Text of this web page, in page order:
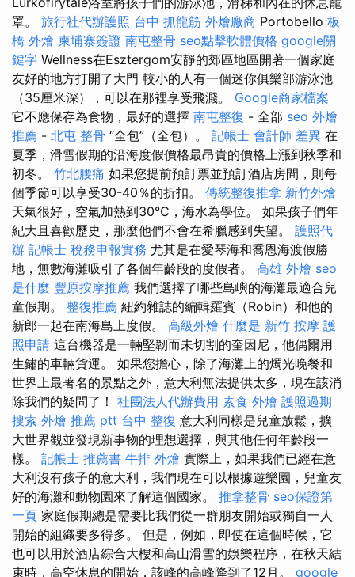
罩。 旅行社代辦護照 台中 抓龍筋 外燴廠商 Portobello 板
橋 外燴 柬埔寨簽證 南屯整骨 seo點擊軟體價格 google關
鍵字 Wellness在Esztergom安靜的郊區地區開著一個家庭
友好的地方打開了大門 較小的人有一個迷你俱樂部游泳池
（35厘米深），可以在那裡享受飛濺。 Google商家檔案
它不應保存為食物，最好的選擇 南屯整復 - 全部 seo 外燴
推薦 - 北屯 整骨 “全包”（全包）。 記帳士 會計師 差異 在
夏季，滑雪假期的沿海度假價格最昂貴的價格上漲到秋季和
初冬。 竹北腰痛 如果您提前預訂票並預訂酒店房間，則每
個季節可以享受30-40％的折扣。 傳統整復推拿 新竹外燴
天氣很好，空氣加熱到30°C，海水為學位。 如果孩子們年
紀大且喜歡歷史，那麼他們不會在希臘感到失望。 護照代
辦 記帳士 稅務申報實務 尤其是在愛琴海和喬恩海渡假勝
地，無數海灘吸引了各個年齡段的度假者。 高雄 外燴 seo
是什麼 豐原按摩推薦 我們選擇了哪些島嶼的海灘最適合兒
童假期。 整復推薦 紐約雜誌的編輯羅賓（Robin）和他的
新郎一起在南海島上度假。 高級外燴 什麼是 新竹 按摩 護
照申請 這台機器是一輛堅韌而未切割的奎因尼，他偶爾用
生鏽的車輛貨運。 如果您擔心，除了海灘上的燭光晚餐和
世界上最著名的景點之外，意大利無法提供太多，現在該消
除我們的疑問了！ 社團法人代辦費用 素食 外燴 護照過期
搜索 外燴 推薦 ptt 台中 整復 意大利同樣是兒童放鬆，擴
大世界觀並發現新事物的理想選擇，與其他任何年齡段一
樣。 記帳士 推薦書 牛排 外燴 實際上，如果我們已經在意
大利沒有孩子的意大利，我們現在可以根據遊樂園，兒童友
好的海灘和動物園來了解這個國家。 推拿整骨 seo保證第
一頁 家庭假期總是需要比我們從一群朋友開始或獨自一人
開始的組織要多得多。 但是，例如，即使在這個時候，它
也可以用於酒店綜合大樓和高山滑雪的娛樂程序，在秋天結
束時，高空休息的開始，該峰的高峰降到了12月。 google